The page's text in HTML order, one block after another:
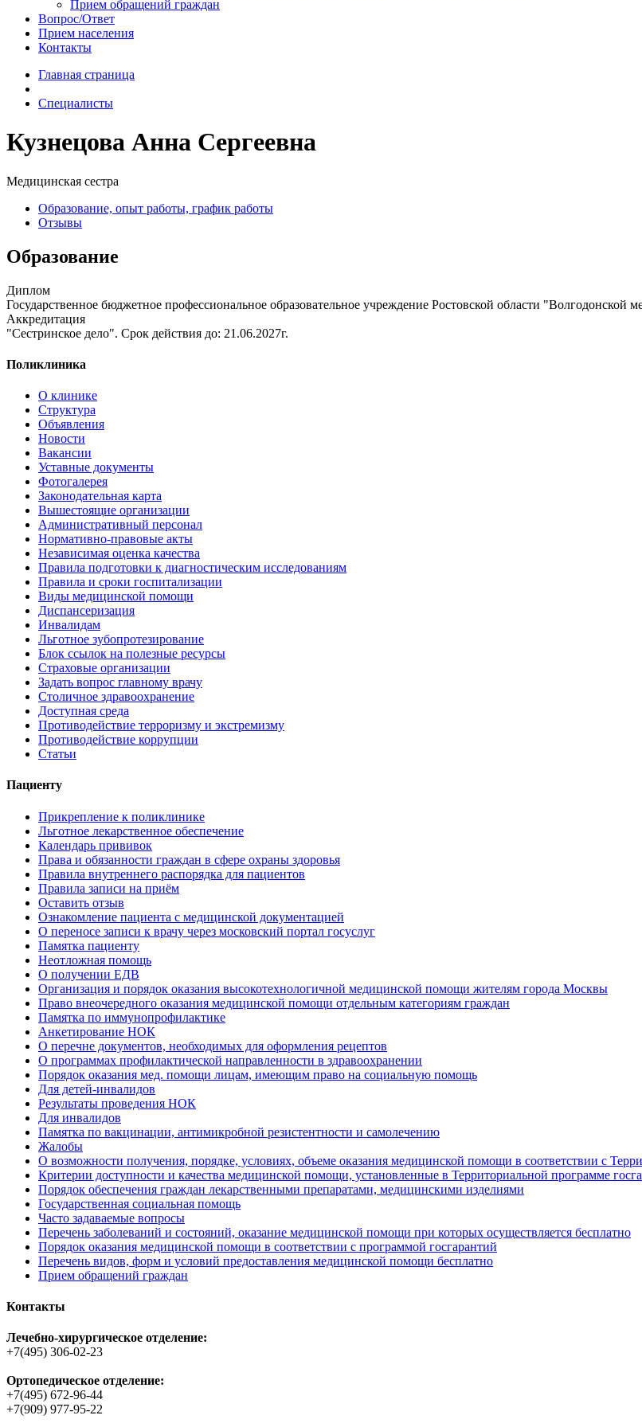
Прием обращений граждан
Вопрос/Ответ
Прием населения
Контакты
Главная страница
Специалисты
Кузнецова Анна Сергеевна
Медицинская сестра
Образование, опыт работы, график работы
Отзывы
Образование
Диплом
Государственное бюджетное профессиональное образовательное учреждение Ростовской области
Аккредитация
"Сестринское дело". Срок действия до: 21.06.2027г.
Поликлиника
О клинике
Структура
Объявления
Новости
Вакансии
Уставные документы
Фотогалерея
Законодательная карта
Вышестоящие организации
Административный персонал
Нормативно-правовые акты
Независимая оценка качества
Правила подготовки к диагностическим исследованиям
Правила и сроки госпитализации
Виды медицинской помощи
Диспансеризация
Инвалидам
Льготное зубопротезирование
Блок ссылок на полезные ресурсы
Страховые организации
Задать вопрос главному врачу
Столичное здравоохранение
Доступная среда
Противодействие терроризму и экстремизму
Противодействие коррупции
Статьи
Пациенту
Прикрепление к поликлинике
Льготное лекарственное обеспечение
Календарь прививок
Права и обязанности граждан в сфере охраны здоровья
Правила внутреннего распорядка для пациентов
Правила записи на приём
Оставить отзыв
Ознакомление пациента с медицинской документацией
О переносе записи к врачу через московский портал госуслуг
Памятка пациенту
Неотложная помощь
О получении ЕДВ
Организация и порядок оказания высокотехнологичной медицинской помощи жителям города Москвы
Право внеочередного оказания медицинской помощи отдельным категориям граждан
Памятка по иммунопрофилактике
Анкетирование НОК
О перечне документов, необходимых для оформления рецептов
О программах профилактической направленности в здравоохранении
Порядок оказания мед. помощи лицам, имеющим право на социальную помощь
Для детей-инвалидов
Результаты проведения НОК
Для инвалидов
Памятка по вакцинации, антимикробной резистентности и самолечению
Жалобы
О возможности получения, порядке, условиях, объеме оказания медицинской помощи в соответствии с
Критерии доступности и качества медицинской помощи, установленные в Территориальной программе
Порядок обеспечения граждан лекарственными препаратами, медицинскими изделиями
Государственная социальная помощь
Часто задаваемые вопросы
Перечень заболеваний и состояний, оказание медицинской помощи при которых осуществляется бесплатно
Порядок оказания медицинской помощи в соответствии с программой госгарантий
Перечень видов, форм и условий предоставления медицинской помощи бесплатно
Прием обращений граждан
Контакты
Лечебно-хирургическое отделение:
+7(495) 306-02-23
Ортопедическое отделение:
+7(495) 672-96-44
+7(909) 977-95-22